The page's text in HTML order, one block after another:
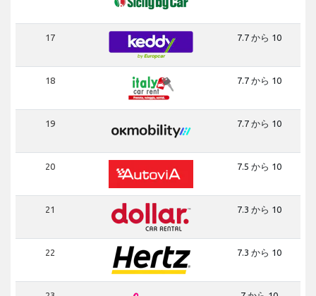
17 7.7 から 10
18 7.7 から 10
19 7.7 から 10
20 7.5 から 10
21 7.3 から 10
22 7.3 から 10